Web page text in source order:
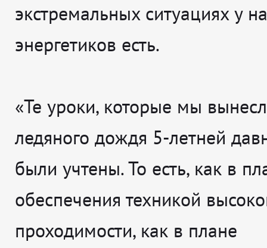
экстремальных ситуациях у
энергетиков есть.
«Те уроки, которые мы
ледяного дождя 5-летней
были учтены. То есть, как в
обеспечения техникой
проходимости, как в плане